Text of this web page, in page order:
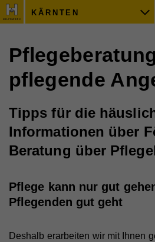
KÄRNTEN
pflegende
Tipps für die
Informationen über
Beratung über
Pflege kann nur gut
Pflegenden gut geht
Deshalb erarbeiten wir mit Ihnen